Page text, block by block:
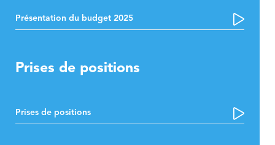
Présentation du budget 2025
Prises de positions
Prises de positions